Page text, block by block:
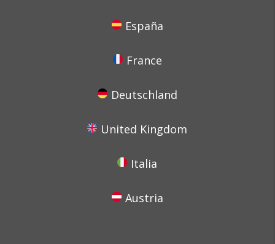
España
France
Deutschland
United Kingdom
Italia
Austria